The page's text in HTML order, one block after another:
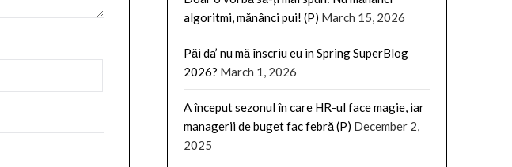
algoritmi, mănânci pui! (P) March 15, 2026
Păi da’ nu mă înscriu eu in Spring SuperBlog
2026? March 1, 2026
A început sezonul în care HR-ul face magie, iar
managerii de buget fac febră (P) December 2,
2025